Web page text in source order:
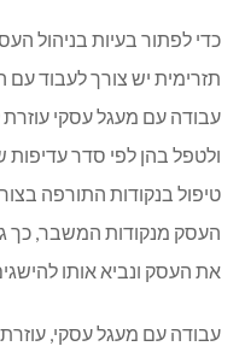
כדי לפתור בעיות בניהול
תזרימית יש צורך לעבוד
עבודה עם מעגל עסקי
ולטפל בהן לפי סדר עדיפות
טיפול בנקודות התורפה
העסק מנקודות המשבר, כך
את העסק ונביא אותו
עבודה עם מעגל עסקי, עוזרת